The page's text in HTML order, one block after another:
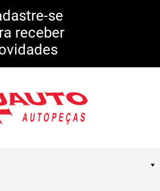
DESCONTO
se
receber